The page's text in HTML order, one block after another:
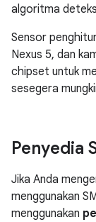
algoritma
Sensor
Nexus 5, dan
chipset untuk
sesegera
Penyedia
Jika Anda
menggunakan
menggunakan